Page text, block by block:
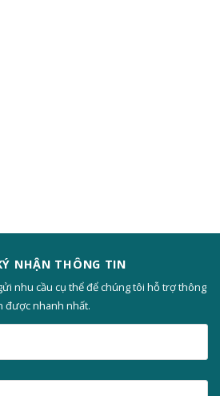
NHẬN THÔNG TIN
nhu cầu cụ thể để chúng tôi hỗ trợ thông
được nhanh nhất.